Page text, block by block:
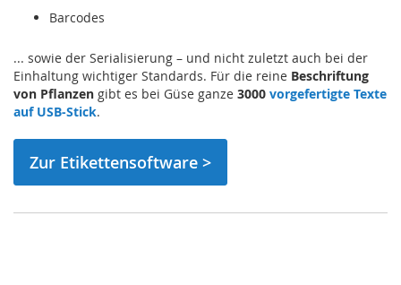
Barcodes
... sowie der Serialisierung – und nicht zuletzt auch bei der
Einhaltung wichtiger Standards. Für die reine Beschriftung
von Pflanzen gibt es bei Güse ganze 3000 vorgefertigte Texte
auf USB-Stick.
Zur Etikettensoftware >